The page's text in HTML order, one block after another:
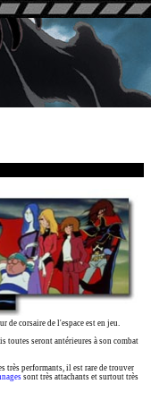
de corsaire de l'espace est en jeu.
toutes seront antérieures à son combat
très performants, il est rare de trouver
sont très attachants et surtout très